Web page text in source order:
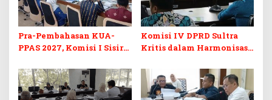
Pra-Pembahasan KUA-
PPAS 2027, Komisi I Sisir
Berkelanjutan
Komisi IV DPRD Sultra
Kritis dalam Harmonisasi
Perubahan APBD 2026